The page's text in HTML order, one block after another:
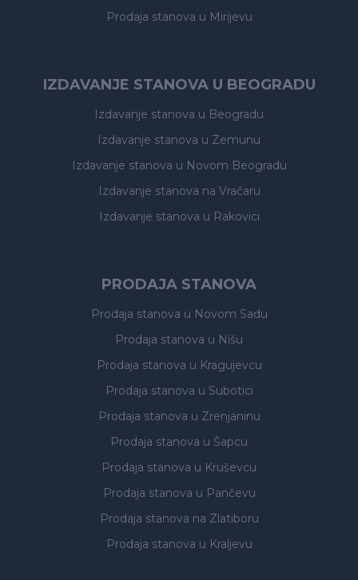
Prodaja stanova u Mirijevu
IZDAVANJE STANOVA U BEOGRADU
Izdavanje stanova u Beogradu
Izdavanje stanova u Zemunu
Izdavanje stanova u Novom Beogradu
Izdavanje stanova na Vračaru
Izdavanje stanova u Rakovici
PRODAJA STANOVA
Prodaja stanova u Novom Sadu
Prodaja stanova u Nišu
Prodaja stanova u Kragujevcu
Prodaja stanova u Subotici
Prodaja stanova u Zrenjaninu
Prodaja stanova u Šapcu
Prodaja stanova u Kruševcu
Prodaja stanova u Pančevu
Prodaja stanova na Zlatiboru
Prodaja stanova u Kraljevu